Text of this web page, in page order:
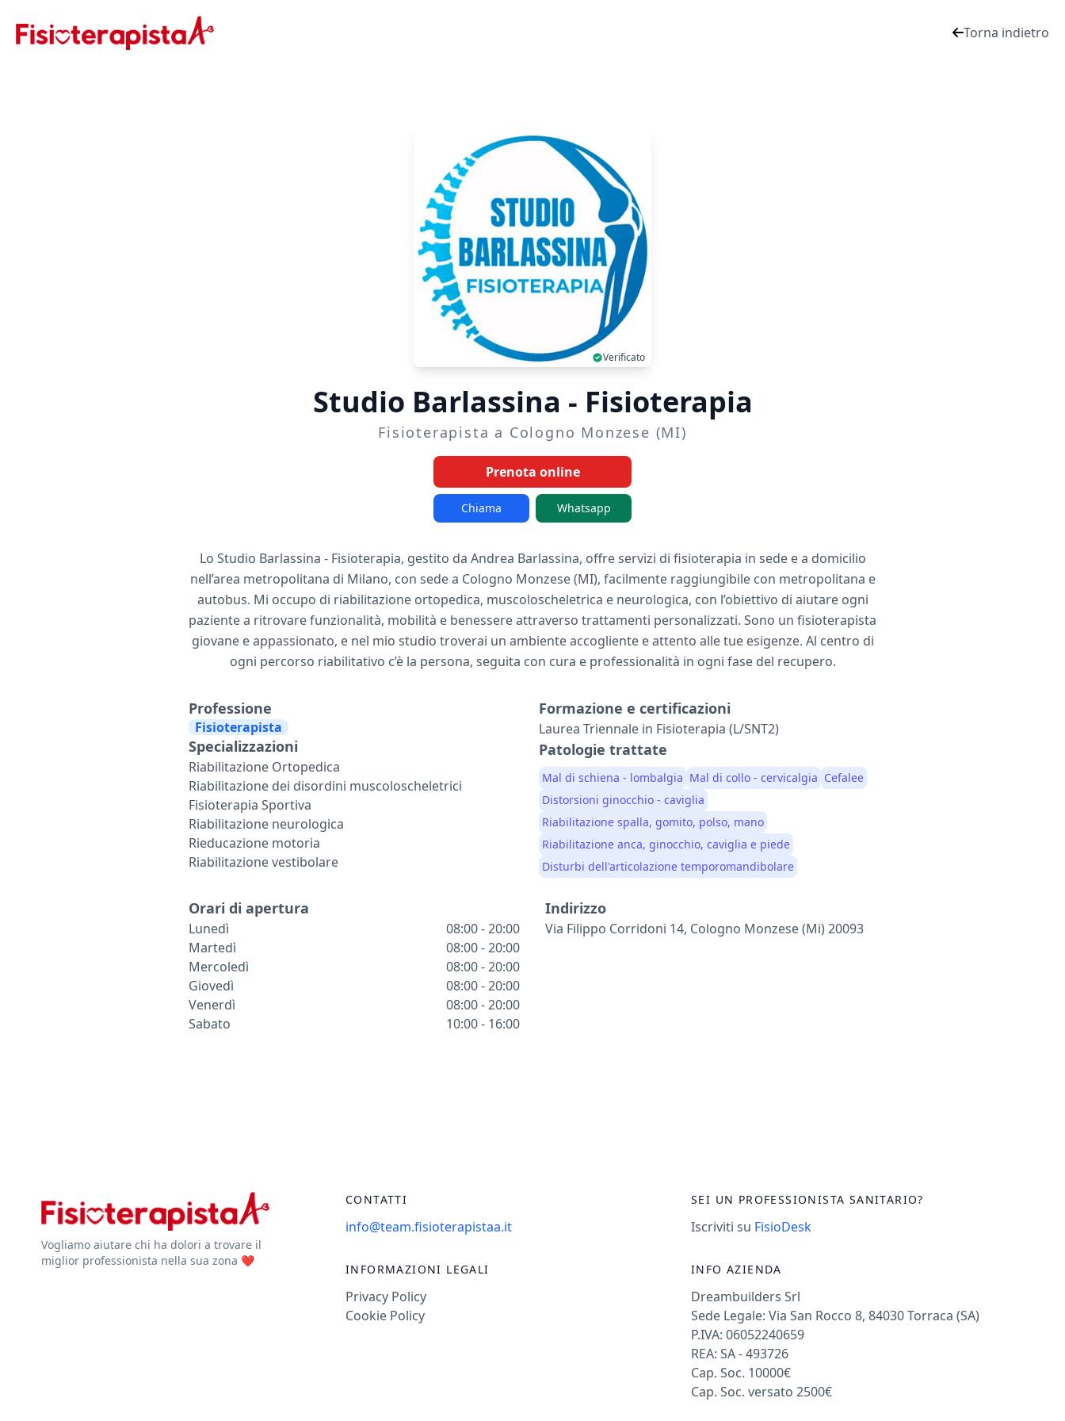
Torna indietro
Verificato
Studio Barlassina - Fisioterapia
Fisioterapista a Cologno Monzese (MI)
Prenota online
Chiama Whatsapp
Lo Studio Barlassina - Fisioterapia, gestito da Andrea Barlassina, offre servizi di fisioterapia in sede e a domicilio
nell’area metropolitana di Milano, con sede a Cologno Monzese (MI), facilmente raggiungibile con metropolitana e
autobus. Mi occupo di riabilitazione ortopedica, muscoloscheletrica e neurologica, con l’obiettivo di aiutare ogni
paziente a ritrovare funzionalità, mobilità e benessere attraverso trattamenti personalizzati. Sono un fisioterapista
giovane e appassionato, e nel mio studio troverai un ambiente accogliente e attento alle tue esigenze. Al centro di
ogni percorso riabilitativo c’è la persona, seguita con cura e professionalità in ogni fase del recupero.
Professione
Fisioterapista
Specializzazioni
Riabilitazione Ortopedica
Riabilitazione dei disordini muscoloscheletrici
Fisioterapia Sportiva
Riabilitazione neurologica
Rieducazione motoria
Riabilitazione vestibolare
Formazione e certificazioni
Laurea Triennale in Fisioterapia (L/SNT2)
Patologie trattate
Mal di schiena - lombalgia Mal di collo - cervicalgia Cefalee
Distorsioni ginocchio - caviglia
Riabilitazione spalla, gomito, polso, mano
Riabilitazione anca, ginocchio, caviglia e piede
Disturbi dell'articolazione temporomandibolare
Orari di apertura
Lunedì
08:00 - 20:00
Martedì
08:00 - 20:00
Mercoledì
08:00 - 20:00
Giovedì
08:00 - 20:00
Venerdì
08:00 - 20:00
Sabato
10:00 - 16:00
Indirizzo
Via Filippo Corridoni 14, Cologno Monzese (mi) 20093
Vogliamo aiutare chi ha dolori a trovare il
miglior professionista nella sua zona ❤️
CONTATTI
info@team.fisioterapistaa.it
INFORMAZIONI LEGALI
Privacy Policy
Cookie Policy
SEI UN PROFESSIONISTA SANITARIO?
Iscriviti su FisioDesk
INFO AZIENDA
Dreambuilders Srl
Sede Legale: Via San Rocco 8, 84030 Torraca (SA)
P.IVA: 06052240659
REA: SA - 493726
Cap. Soc. 10000€
Cap. Soc. versato 2500€